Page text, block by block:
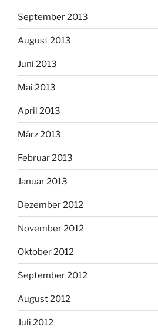
September 2013
August 2013
Juni 2013
Mai 2013
April 2013
März 2013
Februar 2013
Januar 2013
Dezember 2012
November 2012
Oktober 2012
September 2012
August 2012
Juli 2012